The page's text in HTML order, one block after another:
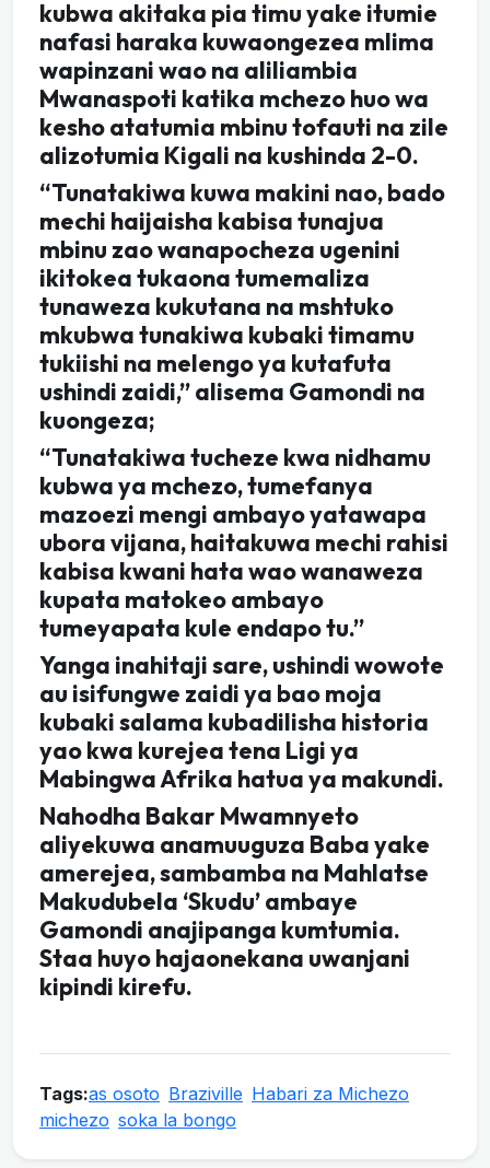
kubwa akitaka pia timu yake itumie
nafasi haraka kuwaongezea mlima
wapinzani wao na aliliambia
Mwanaspoti katika mchezo huo wa
kesho atatumia mbinu tofauti na zile
alizotumia Kigali na kushinda 2-0.
“Tunatakiwa kuwa makini nao, bado
mechi haijaisha kabisa tunajua
mbinu zao wanapocheza ugenini
ikitokea tukaona tumemaliza
tunaweza kukutana na mshtuko
mkubwa tunakiwa kubaki timamu
tukiishi na melengo ya kutafuta
ushindi zaidi,” alisema Gamondi na
kuongeza;
“Tunatakiwa tucheze kwa nidhamu
kubwa ya mchezo, tumefanya
mazoezi mengi ambayo yatawapa
ubora vijana, haitakuwa mechi rahisi
kabisa kwani hata wao wanaweza
kupata matokeo ambayo
tumeyapata kule endapo tu.”
Yanga inahitaji sare, ushindi wowote
au isifungwe zaidi ya bao moja
kubaki salama kubadilisha historia
yao kwa kurejea tena Ligi ya
Mabingwa Afrika hatua ya makundi.
Nahodha Bakar Mwamnyeto
aliyekuwa anamuuguza Baba yake
amerejea, sambamba na Mahlatse
Makudubela ‘Skudu’ ambaye
Gamondi anajipanga kumtumia.
Staa huyo hajaonekana uwanjani
kipindi kirefu.
Tags:as osoto Braziville Habari za Michezo
michezo soka la bongo